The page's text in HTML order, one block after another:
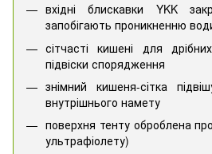
вхідні блискавки YKK
запобігають проникненню
сітчасті кишені для
підвіски спорядження
знімний кишеня-сітка
внутрішнього намету
поверхня тенту оброблена
ультрафіолету)